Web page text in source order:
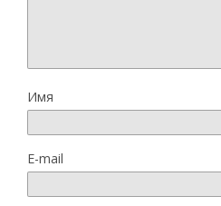
Имя
E-mail